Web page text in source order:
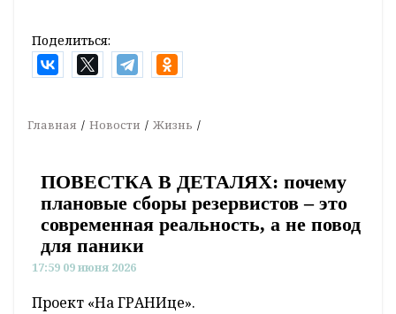
Поделиться:
Главная Новости Жизнь
ПОВЕСТКА В ДЕТАЛЯХ: почему
плановые сборы резервистов – это
современная реальность, а не повод
для паники
17:59 09 июня 2026
Проект «На ГРАНИце».